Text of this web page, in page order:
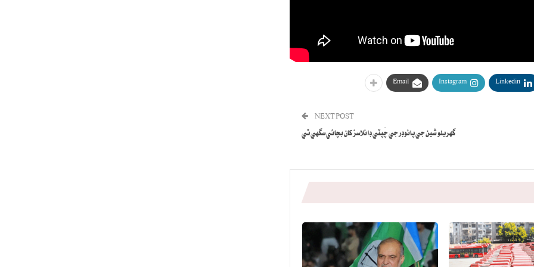
Linkedin
Instagram
Email
NEXT POST
گهريلو شين جي پائوڊر جي چَپٽي ڊائلاسز کان بچائي سگهي ٿي